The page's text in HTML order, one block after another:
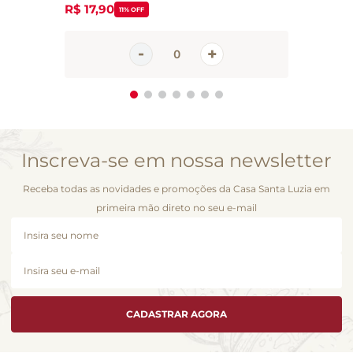
R$ 17,90 11% OFF
Inscreva-se em nossa newsletter
Receba todas as novidades e promoções da Casa Santa Luzia em
primeira mão direto no seu e-mail
CADASTRAR AGORA